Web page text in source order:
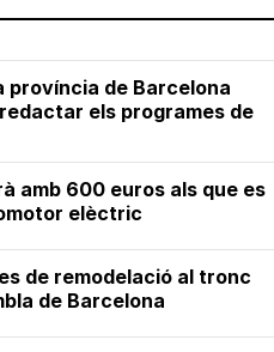
província de Barcelona
els programes de
amb 600 euros als que es
elèctric
de remodelació al tronc
de Barcelona